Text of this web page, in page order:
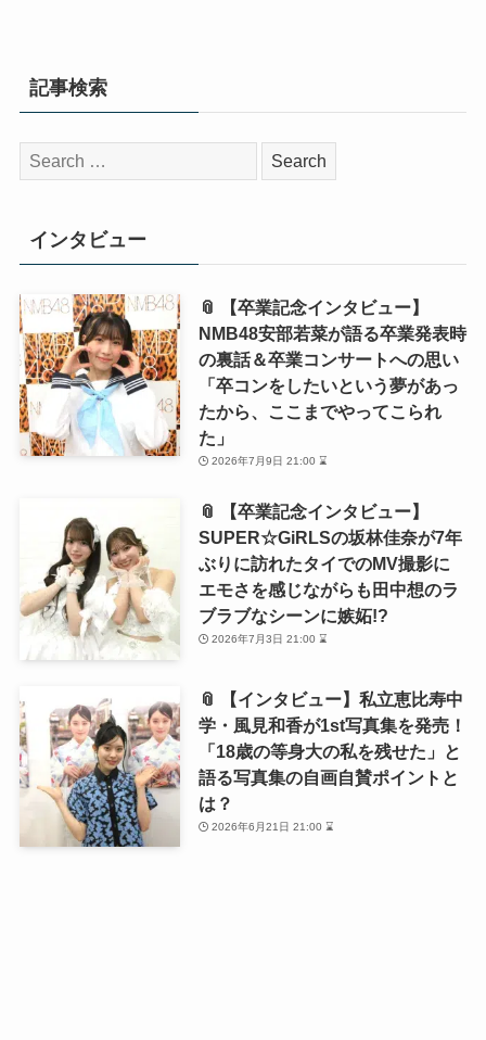
記事検索
検
索:
インタビュー
📎 【卒業記念インタビュー】
NMB48安部若菜が語る卒業発表時
の裏話＆卒業コンサートへの思い
「卒コンをしたいという夢があっ
たから、ここまでやってこられ
た」
2026年7月9日 21:00 ⌛
📎 【卒業記念インタビュー】
SUPER☆GiRLSの坂林佳奈が7年
ぶりに訪れたタイでのMV撮影に
エモさを感じながらも田中想のラ
ブラブなシーンに嫉妬!?
2026年7月3日 21:00 ⌛
📎 【インタビュー】私立恵比寿中
学・風見和香が1st写真集を発売！
「18歳の等身大の私を残せた」と
語る写真集の自画自賛ポイントと
は？
2026年6月21日 21:00 ⌛